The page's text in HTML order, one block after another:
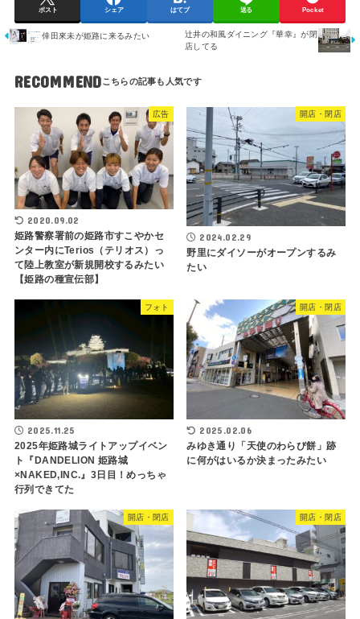
ポスト シェア はてブ 送る Pocket
倖田來未が姫路に来るみたい
辻井の和風ダイニング『華幸』が閉
店してる
RECOMMEND
広告
2020.09.02
姫路警察署前の姫路市すこやかセ
ンター内にTerios（テリオス）っ
て陸上教室が新規開校するみたい
【姫路の種宣伝部】
開店・閉店
2024.02.29
野里にダイソーがオープンするみ
たい
フォト
2025.11.25
2025年姫路城ライトアップイベン
ト『DANDELION 姫路城
×NAKED,INC.』3日目！めっちゃ
行列できてた
開店・閉店
2025.02.06
みゆき通り「天使のわらび餅」跡
に何がはいるか決まったみたい
開店・閉店 開店・閉店